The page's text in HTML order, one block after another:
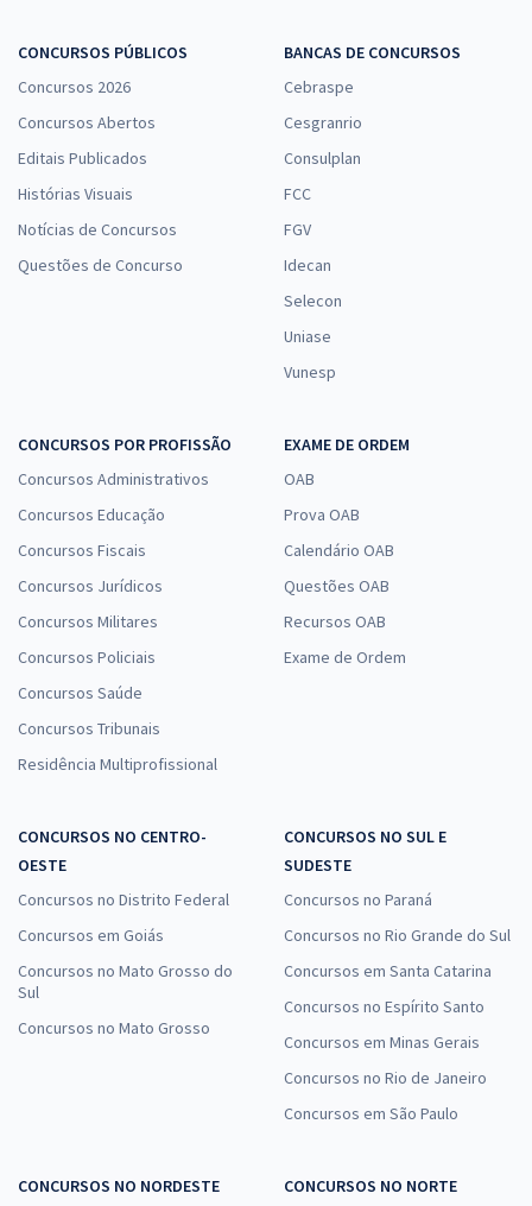
CONCURSOS PÚBLICOS
Concursos 2026
Concursos Abertos
Editais Publicados
Histórias Visuais
Notícias de Concursos
Questões de Concurso
BANCAS DE CONCURSOS
Cebraspe
Cesgranrio
Consulplan
FCC
FGV
Idecan
Selecon
Uniase
Vunesp
CONCURSOS POR PROFISSÃO
Concursos Administrativos
Concursos Educação
Concursos Fiscais
Concursos Jurídicos
Concursos Militares
Concursos Policiais
Concursos Saúde
Concursos Tribunais
Residência Multiprofissional
EXAME DE ORDEM
OAB
Prova OAB
Calendário OAB
Questões OAB
Recursos OAB
Exame de Ordem
CONCURSOS NO CENTRO-
OESTE
Concursos no Distrito Federal
Concursos em Goiás
Concursos no Mato Grosso do
Sul
Concursos no Mato Grosso
CONCURSOS NO SUL E
SUDESTE
Concursos no Paraná
Concursos no Rio Grande do Sul
Concursos em Santa Catarina
Concursos no Espírito Santo
Concursos em Minas Gerais
Concursos no Rio de Janeiro
Concursos em São Paulo
CONCURSOS NO NORDESTE
CONCURSOS NO NORTE